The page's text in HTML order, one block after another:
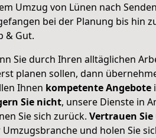
Umzug von Lünen nach
bei der Planung bis hin
& Gut.
Sie durch Ihren alltäglichen
planen sollen, dann
Ihnen kompetente Angebote
Sie nicht, unsere Dienste in
Sie sich zurück. Vertrauen
Umzugsbranche und holen Sie